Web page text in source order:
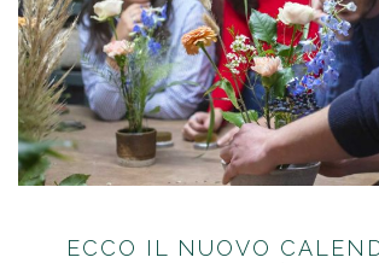
ECCO IL NUOVO